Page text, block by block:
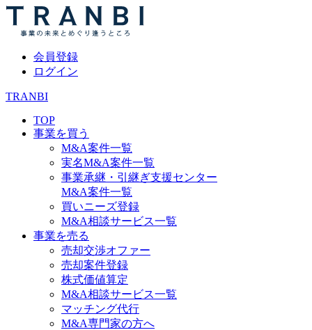
会員登録
ログイン
TRANBI
TOP
事業を買う
M&A案件一覧
実名M&A案件一覧
事業承継・引継ぎ支援センター
M&A案件一覧
買いニーズ登録
M&A相談サービス一覧
事業を売る
売却交渉オファー
売却案件登録
株式価値算定
M&A相談サービス一覧
マッチング代行
M&A専門家の方へ